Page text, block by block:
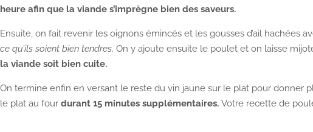
heure afin que la viande s’imprègne bien des saveurs.
Ensuite, on fait revenir les oignons émincés et les gousses d’ail hachées
ce qu’ils soient bien tendres. On y ajoute ensuite le poulet et on laisse
la viande soit bien cuite.
On termine enfin en versant le reste du vin jaune sur le plat pour donner
le plat au four durant 15 minutes supplémentaires. Votre recette de